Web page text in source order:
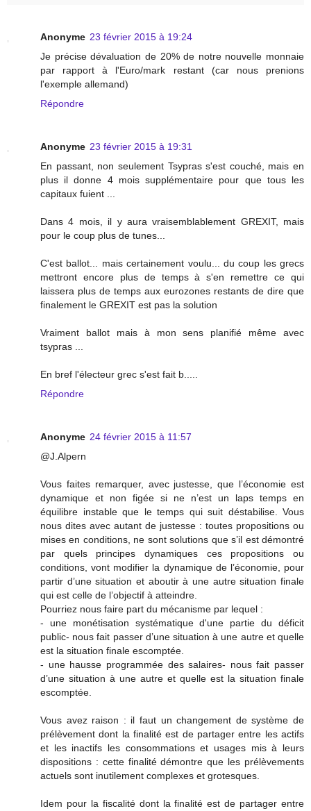
Anonyme 23 février 2015 à 19:24
Je précise dévaluation de 20% de notre nouvelle monnaie
par rapport à l'Euro/mark restant (car nous prenions
l'exemple allemand)
Répondre
Anonyme 23 février 2015 à 19:31
En passant, non seulement Tsypras s'est couché, mais en
plus il donne 4 mois supplémentaire pour que tous les
capitaux fuient ...
Dans 4 mois, il y aura vraisemblablement GREXIT, mais
pour le coup plus de tunes...
C'est ballot... mais certainement voulu... du coup les grecs
mettront encore plus de temps à s'en remettre ce qui
laissera plus de temps aux eurozones restants de dire que
finalement le GREXIT est pas la solution
Vraiment ballot mais à mon sens planifié même avec
tsypras ...
En bref l'électeur grec s'est fait b.....
Répondre
Anonyme 24 février 2015 à 11:57
@J.Alpern
Vous faites remarquer, avec justesse, que l’économie est
dynamique et non figée si ne n’est un laps temps en
équilibre instable que le temps qui suit déstabilise. Vous
nous dites avec autant de justesse : toutes propositions ou
mises en conditions, ne sont solutions que s’il est démontré
par quels principes dynamiques ces propositions ou
conditions, vont modifier la dynamique de l’économie, pour
partir d’une situation et aboutir à une autre situation finale
qui est celle de l’objectif à atteindre.
Pourriez nous faire part du mécanisme par lequel :
- une monétisation systématique d'une partie du déficit
public- nous fait passer d’une situation à une autre et quelle
est la situation finale escomptée.
- une hausse programmée des salaires- nous fait passer
d’une situation à une autre et quelle est la situation finale
escomptée.
Vous avez raison : il faut un changement de système de
prélèvement dont la finalité est de partager entre les actifs
et les inactifs les consommations et usages mis à leurs
dispositions : cette finalité démontre que les prélèvements
actuels sont inutilement complexes et grotesques.
Idem pour la fiscalité dont la finalité est de partager entre